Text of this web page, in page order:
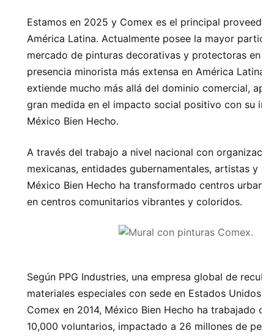
Estamos en 2025 y Comex es el principal
América Latina. Actualmente posee la mayor
mercado de pinturas decorativas y protectoras en
presencia minorista más extensa en América Latina.
extiende mucho más allá del dominio comercial,
gran medida en el impacto social positivo con su
México Bien Hecho.
A través del trabajo a nivel nacional con
mexicanas, entidades gubernamentales, artistas y
México Bien Hecho ha transformado centros
en centros comunitarios vibrantes y coloridos.
Según PPG Industries, una empresa global de
materiales especiales con sede en Estados Unidos
Comex en 2014, México Bien Hecho ha trabajado
10,000 voluntarios, impactado a 26 millones de